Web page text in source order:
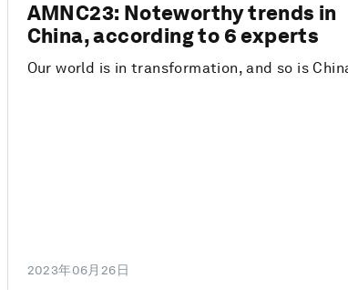
AMNC23: Noteworthy trends in
China, according to 6 experts
Our world is in transformation, and so is
2023年06月26日